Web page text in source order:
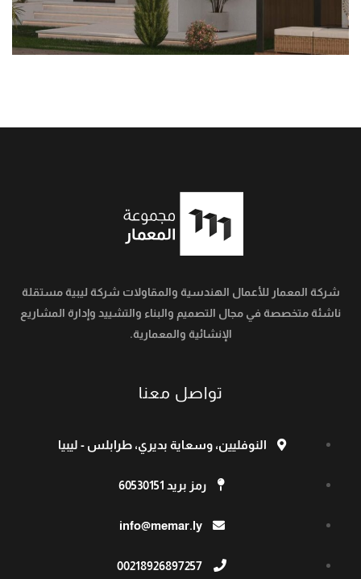
شركة المعمار للأعمال الهندسية والمقاولات شركة ليبية مستقلة
ناشئة متخصصة في مجال التصميم والبناء والتشييد وإدارة المشاريع
الإنشائية والمعمارية.
تواصل معنا
النوفليين، وسعاية بديري، طرابلس - ليبيا
رمز بريد 60530151
info@memar.ly
00218926897257​